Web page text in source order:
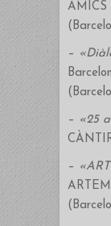
AMICS
–
– «25
–